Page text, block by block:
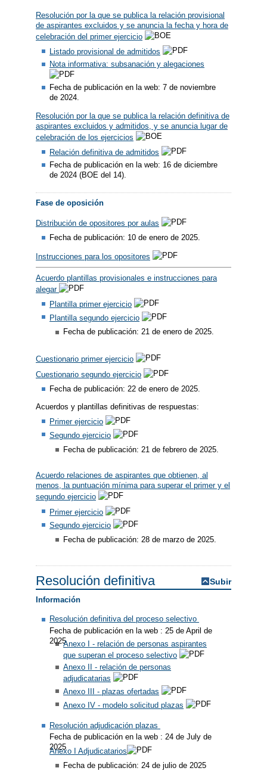
Resolución por la que se publica la relación provisional
de aspirantes excluidos y se anuncia la fecha y hora de
celebración del primer ejercicio
Listado provisional de admitidos
Nota informativa: subsanación y alegaciones
Fecha de publicación en la web: 7 de noviembre
de 2024.
Resolución por la que se publica la relación definitiva de
aspirantes excluidos y admitidos, y se anuncia lugar de
celebración de los ejercicios
Relación definitiva de admitidos
Fecha de publicación en la web: 16 de diciembre
de 2024 (BOE del 14).
Fase de oposición
Distribución de opositores por aulas
Fecha de publicación: 10 de enero de 2025.
Instrucciones para los opositores
Acuerdo plantillas provisionales e instrucciones para
alegar
Plantilla primer ejercicio
Plantilla segundo ejercicio
Fecha de publicación: 21 de enero de 2025.
Cuestionario primer ejercicio
Cuestionario segundo ejercicio
Fecha de publicación: 22 de enero de 2025.
Acuerdos y plantillas definitivas de respuestas:
Primer ejercicio
Segundo ejercicio
Fecha de publicación: 21 de febrero de 2025.
Acuerdo relaciones de aspirantes que obtienen, al
menos, la puntuación mínima para superar el primer y el
segundo ejercicio
Primer ejercicio
Segundo ejercicio
Fecha de publicación: 28 de marzo de 2025.
Resolución definitiva Subir
Información
Resolución definitiva del proceso selectivo
Fecha de publicación en la web : 25 de April de
2025Anexo I - relación de personas aspirantes
que superan el proceso selectivo
Anexo II - relación de personas
adjudicatarias
Anexo III - plazas ofertadas
Anexo IV - modelo solicitud plazas
Resolución adjudicación plazas
Fecha de publicación en la web : 24 de July de
2025
Anexo I Adjudicatarios
Fecha de publicación: 24 de julio de 2025